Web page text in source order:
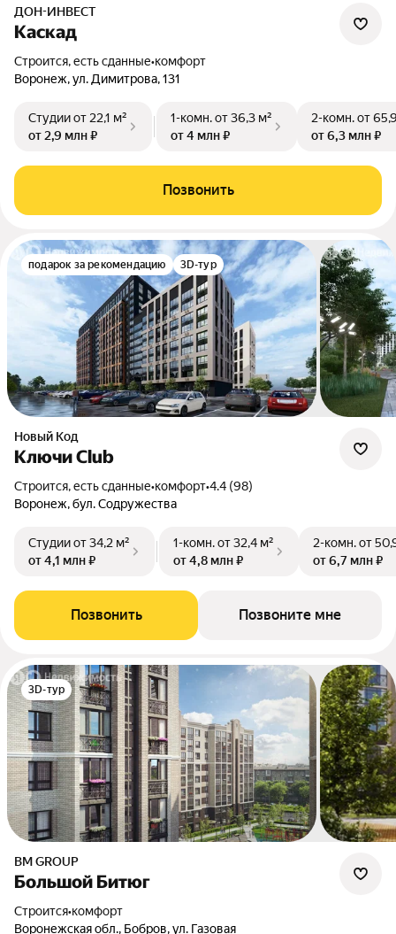
ДОН-ИНВЕСТ
Каскад
Строится, есть сданные•комфорт
Воронеж, ул. Димитрова, 131
Студииот 22,1 м²
от 2,9 млн ₽
1-комн.от 36,3 м²
от 4 млн ₽
2-комн.от
от 6,3 млн ₽
Позвонить
подарок за рекомендацию 3D-тур
Новый Код
Ключи Club
Строится, есть сданные•комфорт•4.4 (98)
Воронеж, бул. Содружества
Студииот 34,2 м²
от 4,1 млн ₽
1-комн.от 32,4 м²
от 4,8 млн ₽
2-комн.от
от 6,7 млн ₽
Позвонить Позвоните мне
3D-тур
BM GROUP
Большой Битюг
Строится•комфорт
Воронежская обл., Бобров, ул. Газовая